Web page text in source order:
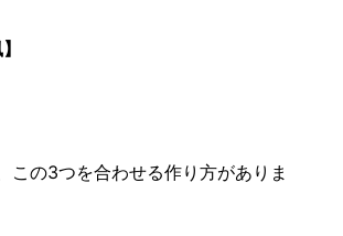
この3つを合わせる作り方がありま